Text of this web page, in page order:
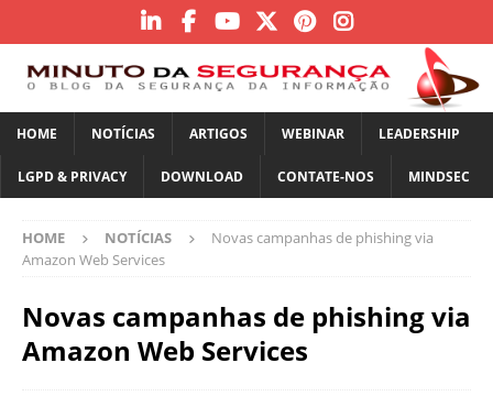
HOME NOTÍCIAS ARTIGOS WEBINAR LEADERSHIP
LGPD & PRIVACY DOWNLOAD CONTATE-NOS MINDSEC
HOME NOTÍCIAS
Novas campanhas de phishing via
Amazon Web Services
Novas campanhas de phishing via
Amazon Web Services